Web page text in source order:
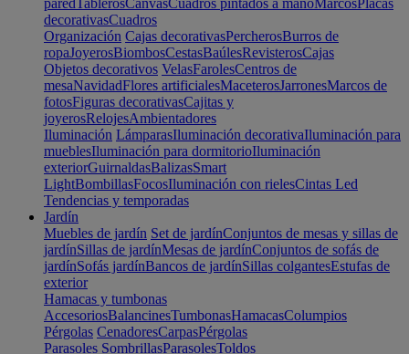
paredTablerosCanvasCuadros pintados a manoMarcosPlacas
decorativasCuadros
Organización Cajas decorativasPercherosBurros de
ropaJoyerosBiombosCestasBaúlesRevisterosCajas
Objetos decorativos VelasFarolesCentros de
mesaNavidadFlores artificialesMaceterosJarronesMarcos de
fotosFiguras decorativasCajitas y
joyerosRelojesAmbientadores
Iluminación LámparasIluminación decorativaIluminación para
mueblesIluminación para dormitorioIluminación
exteriorGuirnaldasBalizasSmart
LightBombillasFocosIluminación con rielesCintas Led
Tendencias y temporadas
Jardín
Muebles de jardín Set de jardínConjuntos de mesas y sillas de
jardínSillas de jardínMesas de jardínConjuntos de sofás de
jardínSofás jardínBancos de jardínSillas colgantesEstufas de
exterior
Hamacas y tumbonas
AccesoriosBalancinesTumbonasHamacasColumpios
Pérgolas CenadoresCarpasPérgolas
Parasoles SombrillasParasolesToldos